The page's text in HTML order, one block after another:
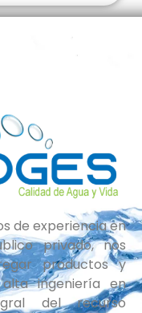
de experiencia en
privado, nos
productos y
ingeniería en
del recurso